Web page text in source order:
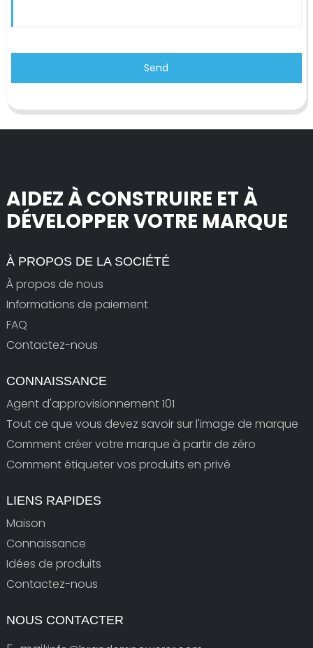
Send
AIDEZ À CONSTRUIRE ET À
DÉVELOPPER VOTRE MARQUE
À PROPOS DE LA SOCIÉTÉ
À propos de nous
Informations de paiement
FAQ
Contactez-nous
CONNAISSANCE
Agent d'approvisionnement 101
Tout ce que vous devez savoir sur l'image de marque
Comment créer votre marque à partir de zéro
Comment étiqueter vos produits en privé
LIENS RAPIDES
Maison
Connaissance
Idées de produits
Contactez-nous
NOUS CONTACTER